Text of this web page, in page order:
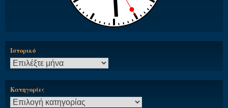
Ιστορικό
Ιστορικό
Kατηγορίες
Kατηγορίες